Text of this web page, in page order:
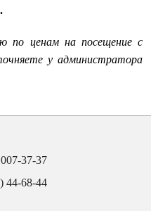
по ценам на посещение с
у администратора
37-37
44-68-44